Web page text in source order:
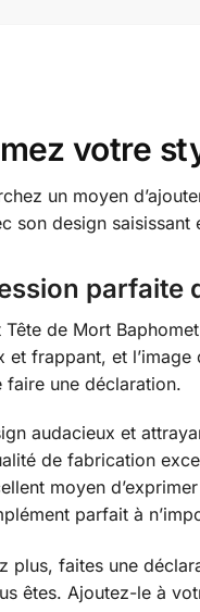
votre
un moyen
son design
parfaite
Tête de Mort
et frappant, et
faire une déclaration.
audacieux et
de fabrication
moyen
parfait à
plus, faites une
êtes. Ajoutez-le à